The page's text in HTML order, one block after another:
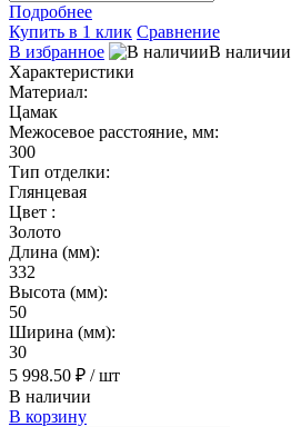
Подробнее
Купить в 1 клик Сравнение
В избранное
В наличии
Характеристики
Материал:
Цамак
Межосевое расстояние, мм:
300
Тип отделки:
Глянцевая
Цвет :
Золото
Длина (мм):
332
Высота (мм):
50
Ширина (мм):
30
5 998.50 ₽ / шт
В наличии
В корзину